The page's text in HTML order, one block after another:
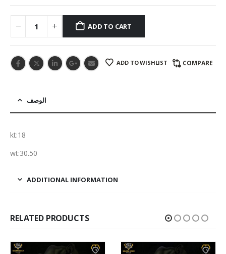
ADD TO CART
ADD TO WISHLIST COMPARE
الوصف
kt:18
wt:30.50
ADDITIONAL INFORMATION
RELATED PRODUCTS